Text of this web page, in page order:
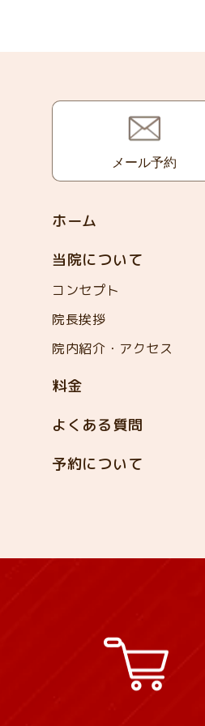
メール予約
ホーム
当院について
コンセプト
院長挨拶
院内紹介・アクセス
料金
よくある質問
予約について